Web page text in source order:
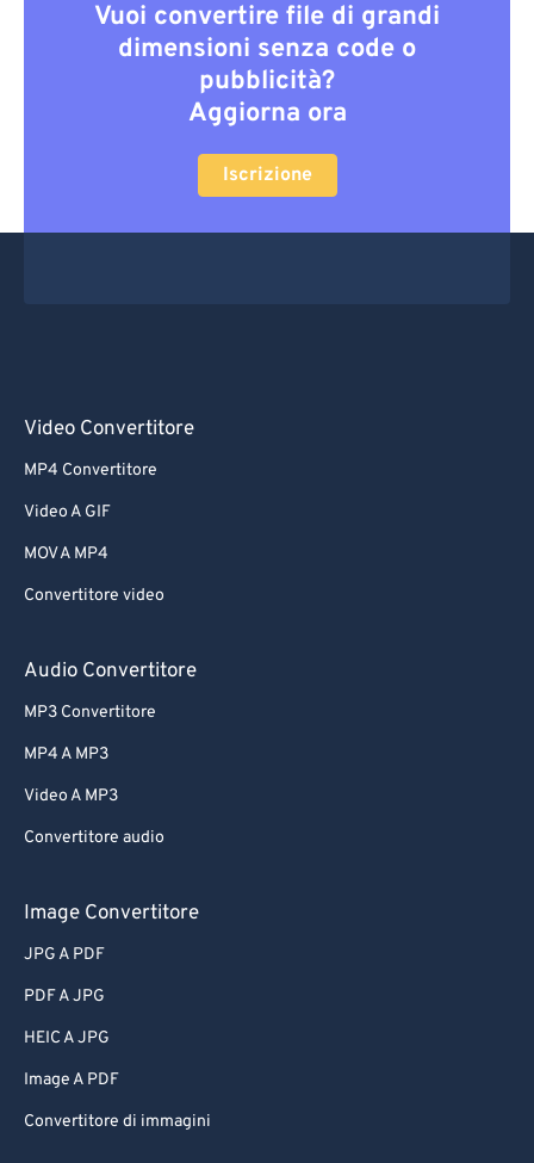
Vuoi convertire file di grandi
dimensioni senza code o
pubblicità?
Aggiorna ora
Iscrizione
Video Convertitore
MP4 Convertitore
Video A GIF
MOV A MP4
Convertitore video
Audio Convertitore
MP3 Convertitore
MP4 A MP3
Video A MP3
Convertitore audio
Image Convertitore
JPG A PDF
PDF A JPG
HEIC A JPG
Image A PDF
Convertitore di immagini